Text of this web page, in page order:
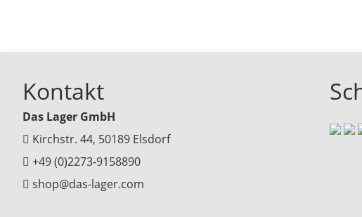
Kontakt
Das Lager GmbH
Kirchstr. 44, 50189 Elsdorf
+49 (0)2273-9158890
shop@das-lager.com